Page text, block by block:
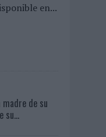
en...
de su
su...